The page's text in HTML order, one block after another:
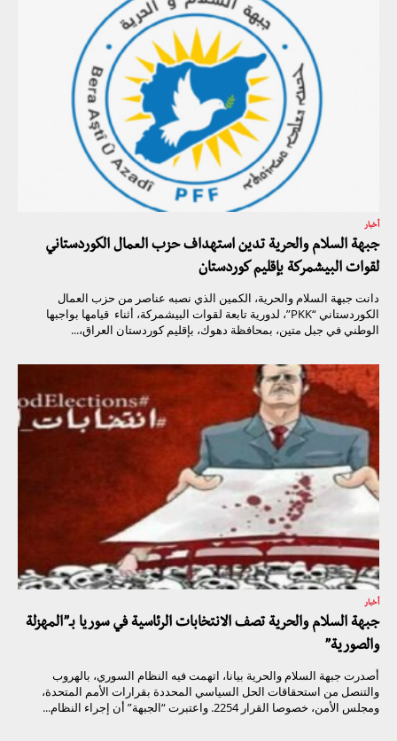
أخبار
جبهة السلام والحرية تدين استهداف حزب العمال الكوردستاني
لقوات البيشمركة بإقليم كوردستان
دانت جبهة السلام والحرية، الكمين الذي نصبه عناصر من حزب العمال
الكوردستاني “PKK”، لدورية تابعة لقوات البيشمركة، أثناء قيامها بواجبها
الوطني في جبل متين، بمحافظة دهوك، بإقليم كوردستان العراق،...
أخبار
جبهة السلام والحرية تصف الانتخابات الرئاسية في سوريا بـ”المهزلة
والصورية”
أصدرت جبهة السلام والحرية بيانا، اتهمت فيه النظام السوري، بالهروب
والتنصل من استحقاقات الحل السياسي المحددة بقرارات الأمم المتحدة،
ومجلس الأمن، خصوصا القرار 2254. واعتبرت “الجبهة” أن إجراء النظام...